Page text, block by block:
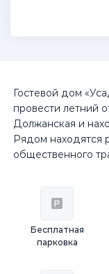
Гостевой дом
провести летний
Должанская и
Рядом находятся
общественного
Бесплатная
парковка